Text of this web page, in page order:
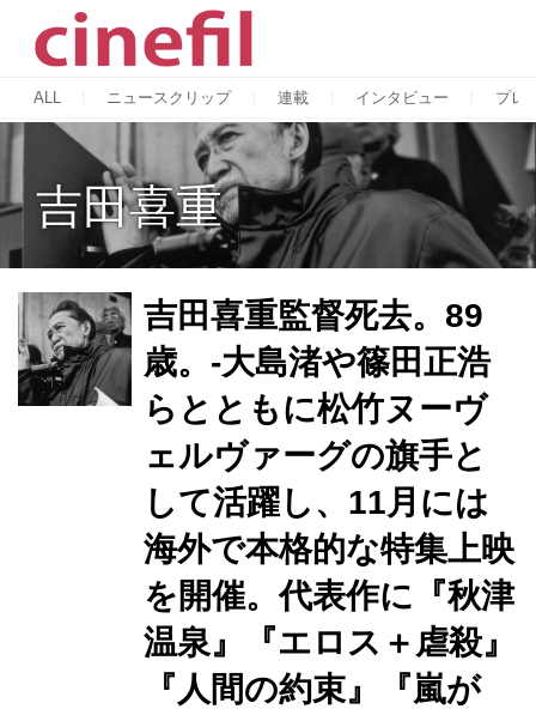
ALL ニュースクリップ 連載 インタビュー プレ
吉田喜重
吉田喜重監督死去。89
歳。-大島渚や篠田正浩
らとともに松竹ヌーヴ
ェルヴァーグの旗手と
して活躍し、11月には
海外で本格的な特集上映
を開催。代表作に『秋津
温泉』『エロス＋虐殺』
『人間の約束』『嵐が